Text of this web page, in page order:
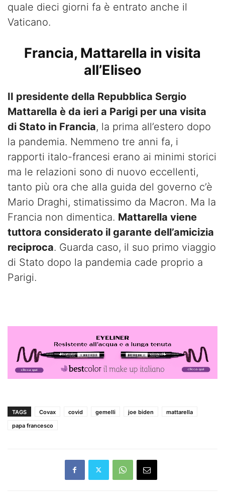
quale dieci giorni fa è entrato anche il
Vaticano.
Francia, Mattarella in visita
all’Eliseo
II presidente della Repubblica Sergio
Mattarella è da ieri a Parigi per una visita
di Stato in Francia, la prima all’estero dopo
la pandemia. Nemmeno tre anni fa, i
rapporti italo-francesi erano ai minimi storici
ma le relazioni sono di nuovo eccellenti,
tanto più ora che alla guida del governo c’è
Mario Draghi, stimatissimo da Macron. Ma la
Francia non dimentica. Mattarella viene
tuttora considerato il garante dell’amicizia
reciproca. Guarda caso, il suo primo viaggio
di Stato dopo la pandemia cade proprio a
Parigi.
TAGS Covax covid gemelli joe biden
mattarella
papa francesco